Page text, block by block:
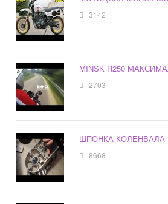
3142
MINSK R250
2703
ШПОНКА КОЛЕНВАЛА
8668